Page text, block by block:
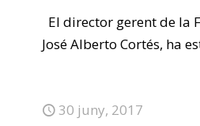
El director gerent de la
José Alberto Cortés, ha
30 juny, 2017